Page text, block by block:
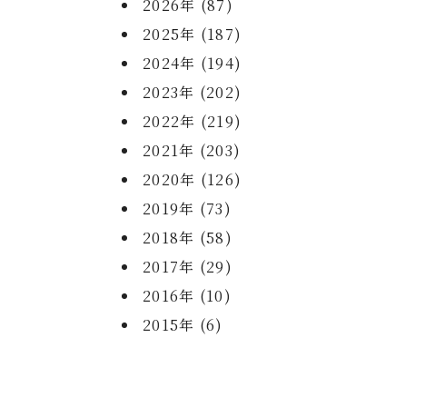
2026年 (87)
2025年 (187)
2024年 (194)
2023年 (202)
2022年 (219)
2021年 (203)
2020年 (126)
2019年 (73)
2018年 (58)
2017年 (29)
2016年 (10)
2015年 (6)